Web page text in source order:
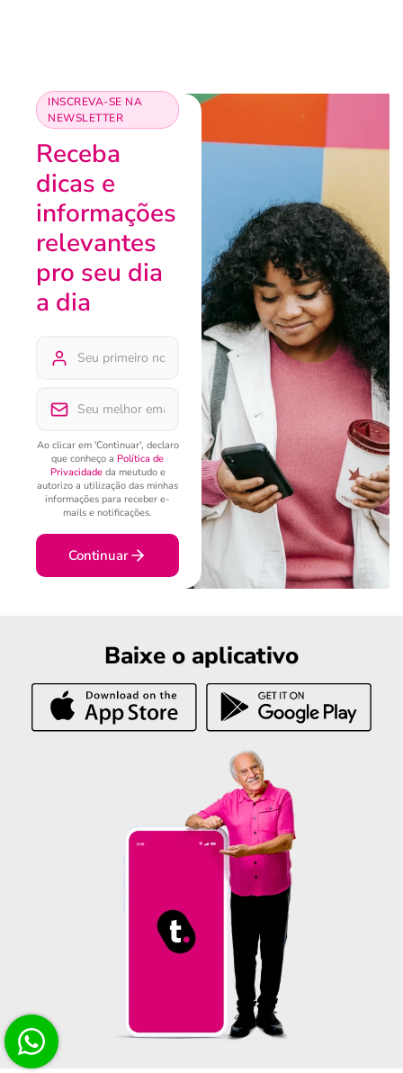
INSCREVA-SE NA
NEWSLETTER
Receba
dicas e
informações
relevantes
pro seu dia
a dia
Ao clicar em 'Continuar', declaro
que conheço a Política de
Privacidadeda meutudo e
autorizo a utilização das minhas
informações para receber e-
mails e notificações.
Continuar
Baixe o aplicativo